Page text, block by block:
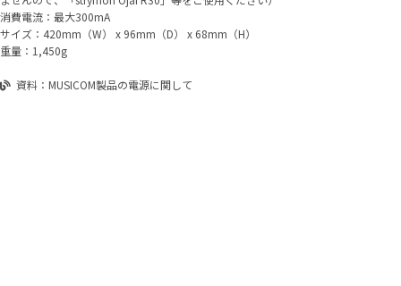
消費電流：最大300mA
サイズ：420mm（W） x 96mm（D） x 68mm（H）
重量：1,450g
資料：MUSICOM製品の電源に関して